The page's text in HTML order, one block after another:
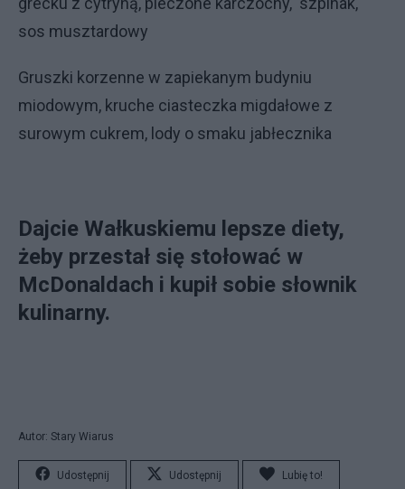
sos musztardowy
Gruszki korzenne w zapiekanym budyniu
miodowym, kruche ciasteczka migdałowe z
surowym cukrem, lody o smaku jabłecznika
Dajcie Wałkuskiemu lepsze diety,
żeby przestał się stołować w
McDonaldach i kupił sobie słownik
kulinarny.
Autor: Stary Wiarus
Udostępnij Udostępnij Lubię to!